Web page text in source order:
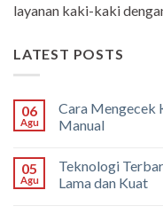
layanan kaki-kaki
LATEST POSTS
06
Agu
Cara Mengecek
Manual
05
Agu
Teknologi
Lama dan Kuat